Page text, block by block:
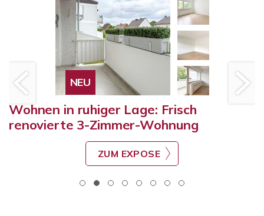
NEU
Wohnen in ruhiger Lage: Frisch
renovierte 3-Zimmer-Wohnung
ZUM EXPOSE